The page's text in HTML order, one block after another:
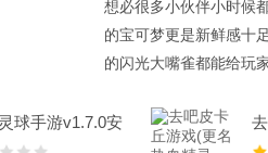
想必很多小伙伴小时候
的宝可梦更是新鲜感十
的闪光大嘴雀都能给玩
球手游v1.7.0安